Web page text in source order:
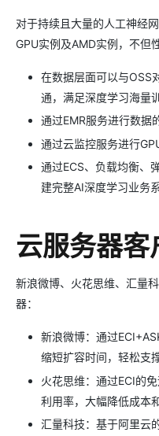
对于持续且大量的人工神经
GPU实例及AMD实例，不但
在数据层面可以与OSS
通，满足深度学习海量
通过EMR服务进行数据
通过云监控服务进行
通过ECS、负载均衡、
建完整AI深度学习业务
云服务器客
新浪微博、火花思维、汇量
器：
新浪微博：通过
缩短扩容时间，轻松支
火花思维：通过ECI的
利用率，大幅降低成本
汇量科技：基于阿里云